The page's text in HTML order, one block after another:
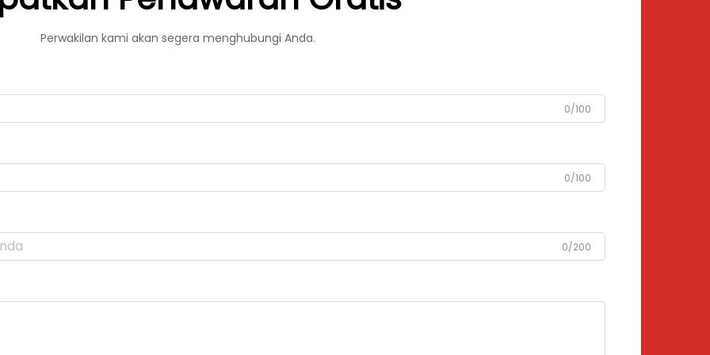
Perwakilan kami akan segera menghubungi Anda.
0/100
0/100
0/200